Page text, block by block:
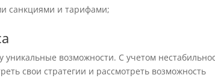
санкциями и тарифами;
уникальные возможности. С учетом
свои стратегии и рассмотреть возможность